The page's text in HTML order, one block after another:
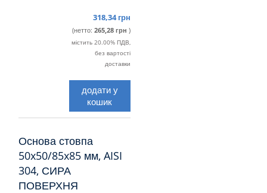
318,34 грн
(нетто: 265,28 грн )
містить 20.00% ПДВ,
без вартості
доставки
додати у
кошик
Основа стовпа
50x50/85x85 мм, AISI
304, СИРА
ПОВЕРХНЯ